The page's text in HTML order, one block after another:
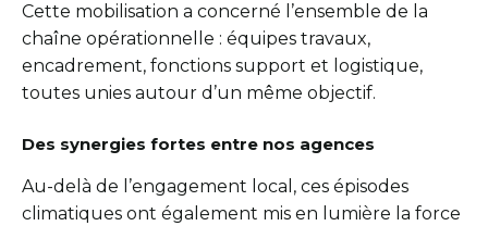
Cette mobilisation a concerné l’ensemble de la
chaîne opérationnelle : équipes travaux,
encadrement, fonctions support et logistique,
toutes unies autour d’un même objectif.
Des synergies fortes entre nos agences
Au-delà de l’engagement local, ces épisodes
climatiques ont également mis en lumière la force